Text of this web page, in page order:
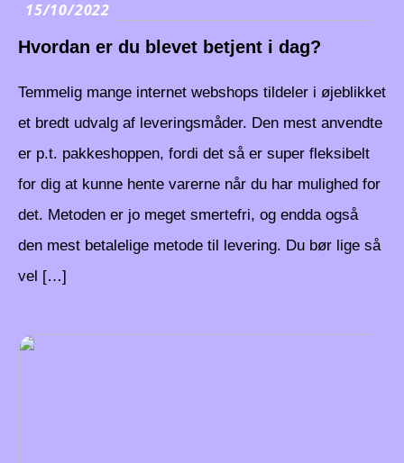
15/10/2022
Hvordan er du blevet betjent i dag?
Temmelig mange internet webshops tildeler i øjeblikket
et bredt udvalg af leveringsmåder. Den mest anvendte
er p.t. pakkeshoppen, fordi det så er super fleksibelt
for dig at kunne hente varerne når du har mulighed for
det. Metoden er jo meget smertefri, og endda også
den mest betalelige metode til levering. Du bør lige så
vel […]